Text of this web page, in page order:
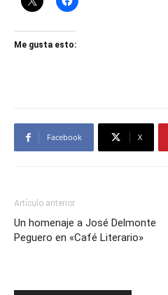
Me gusta esto:
Facebook X
Artículo anterior
Un homenaje a José Delmonte
Peguero en «Café Literario»